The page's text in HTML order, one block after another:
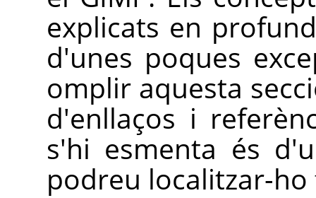
explicats en
d'unes poques
omplir aquesta
d'enllaços i
s'hi esmenta és
podreu localitzar-